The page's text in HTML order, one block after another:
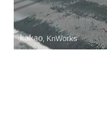
, KnWorks